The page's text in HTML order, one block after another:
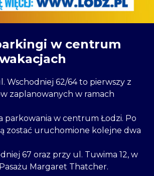
w centrum
Wschodniej 62/64 to pierwszy z
zaplanowanych w ramach
parkowania w centrum Łodzi. Po
zostać uruchomione kolejne dwa
67 oraz przy ul. Tuwima 12, w
Margaret Thatcher.